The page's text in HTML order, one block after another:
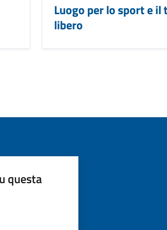
Luogo per lo sport e il
libero
questa